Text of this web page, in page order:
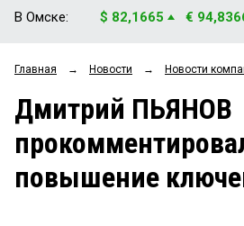
ОБЩЕСТВО
ЗАКОН
НОВОСТИ КОМПАНИЙ
В Омске: $ 82,1665 €
Главная → Новости → Новости
Дмитрий ПЬЯНОВ
повышение